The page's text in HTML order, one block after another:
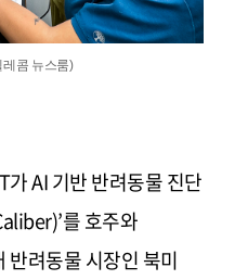
콤 뉴스룸)
가AI기반 반려동물 진단
를 호주와
반려동물 시장인 북미